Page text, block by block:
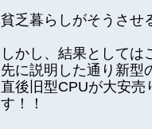
貧乏暮らしがそうさせ
しかし、結果としては
先に説明した通り新型
直後旧型CPUが大安
す！！